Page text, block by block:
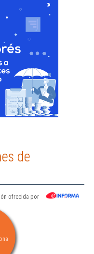
de
ofrecida por